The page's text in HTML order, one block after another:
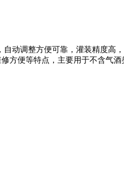
动调整方便可靠，灌装精度高
方便等特点，主要用于不含气